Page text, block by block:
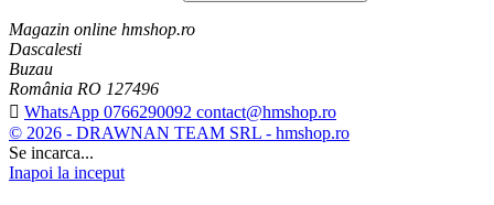
Magazin online hmshop.ro
Dascalesti
Buzau
România RO 127496
 WhatsApp 0766290092 contact@hmshop.ro
© 2026 - DRAWNAN TEAM SRL - hmshop.ro
Se incarca...
Inapoi la inceput